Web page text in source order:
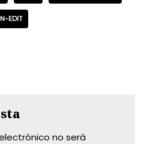
EDIT
no será